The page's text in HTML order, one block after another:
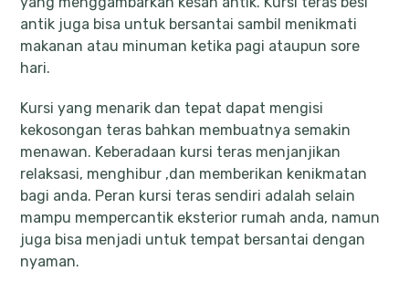
antik juga bisa untuk bersantai sambil menikmati
makanan atau minuman ketika pagi ataupun sore
hari.
Kursi yang menarik dan tepat dapat mengisi
kekosongan teras bahkan membuatnya semakin
menawan. Keberadaan kursi teras menjanjikan
relaksasi, menghibur ,dan memberikan kenikmatan
bagi anda. Peran kursi teras sendiri adalah selain
mampu mempercantik eksterior rumah anda, namun
juga bisa menjadi untuk tempat bersantai dengan
nyaman.